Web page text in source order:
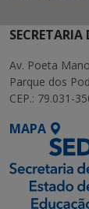
SECRETARIA
Av. Poeta
Parque dos
CEP.: 79.031-
MAPA